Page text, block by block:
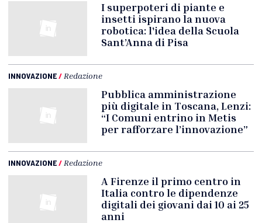
I superpoteri di piante e
insetti ispirano la nuova
robotica: l'idea della Scuola
Sant’Anna di Pisa
INNOVAZIONE/ Redazione
Pubblica amministrazione
più digitale in Toscana, Lenzi:
“I Comuni entrino in Metis
per rafforzare l’innovazione”
INNOVAZIONE/ Redazione
A Firenze il primo centro in
Italia contro le dipendenze
digitali dei giovani dai 10 ai 25
anni